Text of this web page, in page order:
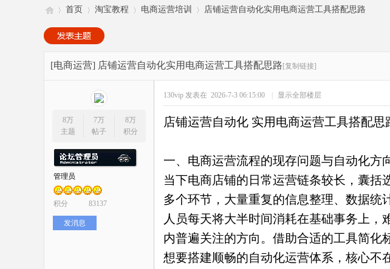
开 »
首页
›
淘宝教程
›
电商运营培训
›
店铺运营自动化实用电商运营工具搭配思路
[电商运营] 店铺运营自动化实用电商运营工具搭配思路[复制链接]
8万
主题
7万
帖子
8万
积分
管理员
积分 83137
发消息
130vip 发表在 2026-7-3 06:15:00 | 显示全部楼层
店铺运营自动化 实用电商运营工具搭配思
一、电商运营流程的现存问题与自动化方
当下电商店铺的日常运营链条较长，囊
多个环节，大量重复的信息整理、数据统
人员每天将大半时间消耗在基础事务上
内普遍关注的方向。借助合适的工具简化
想要搭建顺畅的自动化运营体系，核心不